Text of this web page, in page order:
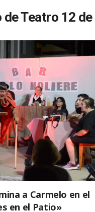
de Teatro 12
a Carmelo en el
en el Patio»